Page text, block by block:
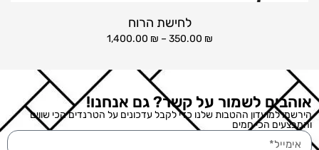
לחישת הרוח
350.00 ₪
–
1,400.00 ₪
אוהבים לשמור על קשר? גם אנחנו!
הירשמו למועדון ההטבות שלנו כדי לקבל עדכונים על הטרנדים הכי שווים
והמבצעים הכי חמים